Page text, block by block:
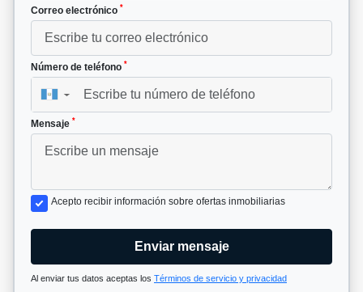
Correo electrónico *
Número de teléfono *
▼
Mensaje *
Acepto recibir información sobre ofertas inmobiliarias
Enviar mensaje
Al enviar tus datos aceptas los Términos de servicio y privacidad